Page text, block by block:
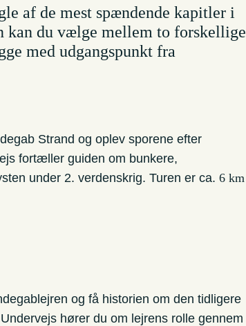
af de mest spændende kapitler i
kan du vælge mellem to forskellige
med udgangspunkt fra
Strand og oplev sporene efter
fortæller guiden om bunkere,
under 2. verdenskrig. Turen er ca. 6 km
og få historien om den tidligere
hører du om lejrens rolle gennem